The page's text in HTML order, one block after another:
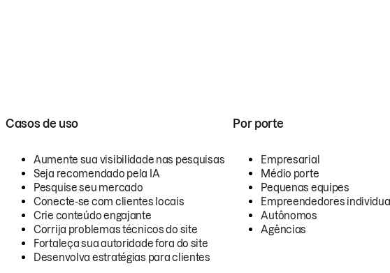
Casos de uso
Aumente sua visibilidade nas pesquisas
Seja recomendado pela IA
Pesquise seu mercado
Conecte-se com clientes locais
Crie conteúdo engajante
Corrija problemas técnicos do site
Fortaleça sua autoridade fora do site
Desenvolva estratégias para clientes
Por porte
Empresarial
Médio porte
Pequenas equipes
Empreendedores
Autônomos
Agências